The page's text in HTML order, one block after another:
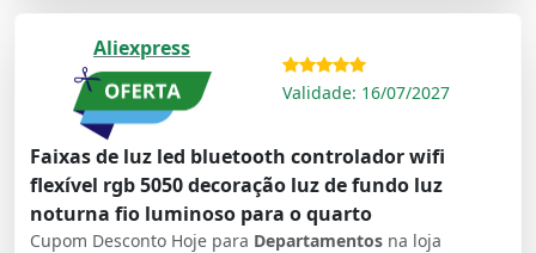
Aliexpress
Validade: 16/07/2027
Faixas de luz led bluetooth controlador wifi
flexível rgb 5050 decoração luz de fundo luz
noturna fio luminoso para o quarto
Cupom Desconto Hoje para Departamentos na loja